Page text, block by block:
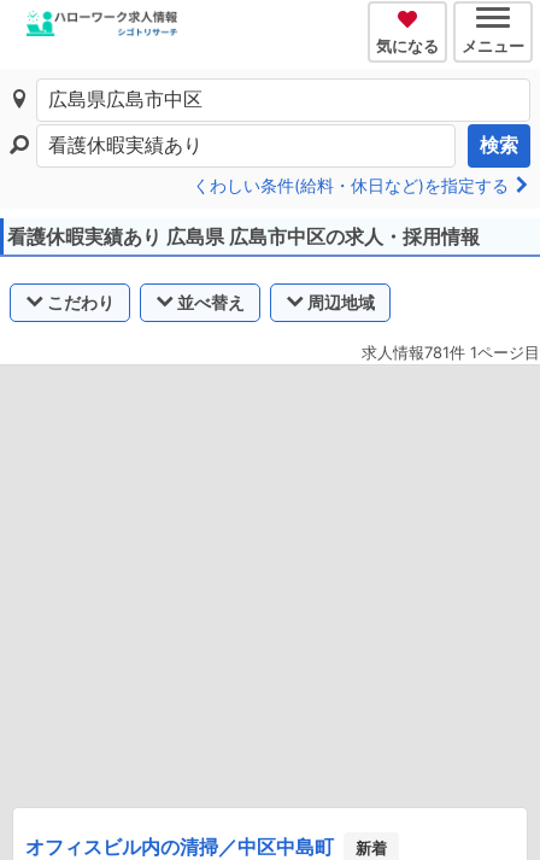
気になる メニュー
検索
くわしい条件(給料・休日など)を指定する
看護休暇実績あり 広島県 広島市中区の求人・採用情報
こだわり 並べ替え 周辺地域
求人情報781件 1ページ目
オフィスビル内の清掃／中区中島町 新着